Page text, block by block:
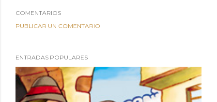
COMENTARIOS
PUBLICAR UN COMENTARIO
ENTRADAS POPULARES